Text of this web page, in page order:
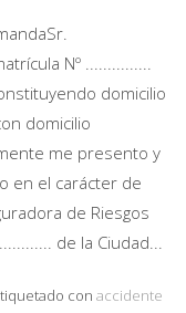
Nº ...............
domicilio
domicilio
me presento y
en el carácter de
de Riesgos
de la Ciudad...
con accidente